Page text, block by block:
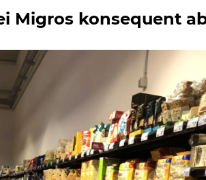
Migros konsequent